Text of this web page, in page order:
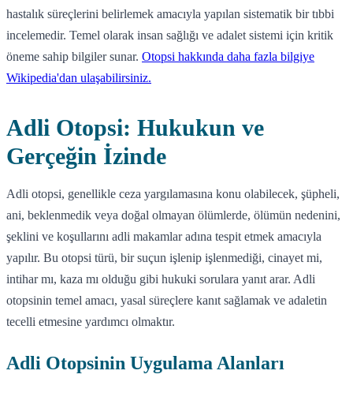
hastalık süreçlerini belirlemek amacıyla yapılan sistematik bir tıbbi
incelemedir. Temel olarak insan sağlığı ve adalet sistemi için kritik
öneme sahip bilgiler sunar. Otopsi hakkında daha fazla bilgiye
Wikipedia'dan ulaşabilirsiniz.
Adli Otopsi: Hukukun ve
Gerçeğin İzinde
Adli otopsi, genellikle ceza yargılamasına konu olabilecek, şüpheli,
ani, beklenmedik veya doğal olmayan ölümlerde, ölümün nedenini,
şeklini ve koşullarını adli makamlar adına tespit etmek amacıyla
yapılır. Bu otopsi türü, bir suçun işlenip işlenmediği, cinayet mi,
intihar mı, kaza mı olduğu gibi hukuki sorulara yanıt arar. Adli
otopsinin temel amacı, yasal süreçlere kanıt sağlamak ve adaletin
tecelli etmesine yardımcı olmaktır.
Adli Otopsinin Uygulama Alanları